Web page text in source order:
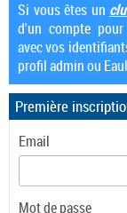
Si vous êtes un
d'un compte
avec vos
profil admin ou
Première
Email
Mot de passe